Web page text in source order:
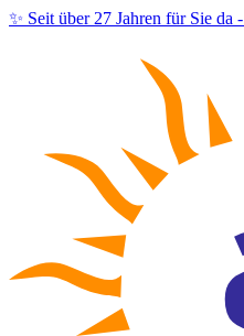
✨ Seit über 27 Jahren für Sie da -